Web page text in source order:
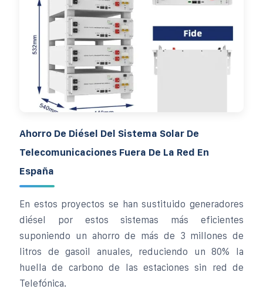
Ahorro De Diésel Del Sistema Solar De
Telecomunicaciones Fuera De La Red En
España
En estos proyectos se han sustituido generadores
diésel por estos sistemas más eficientes
suponiendo un ahorro de más de 3 millones de
litros de gasoil anuales, reduciendo un 80% la
huella de carbono de las estaciones sin red de
Telefónica.